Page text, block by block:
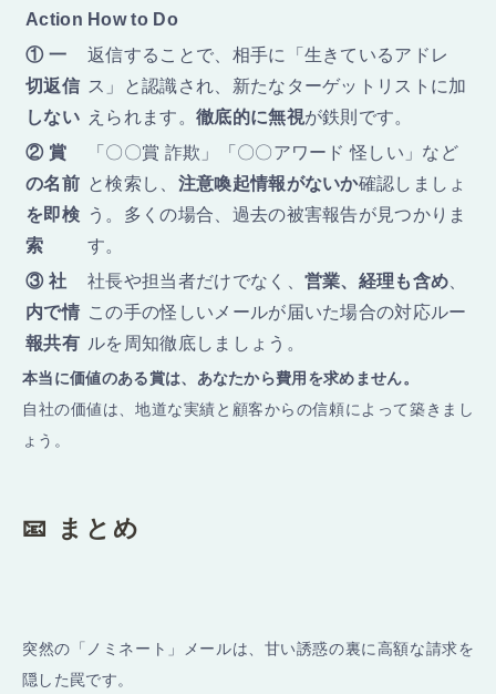
Action How to Do
① 一
切返信
しない
返信することで、相手に「生きているアドレ
ス」と認識され、新たなターゲットリストに加
えられます。 徹底的に無視が鉄則です。
② 賞
の名前
を即検
索
「〇〇賞 詐欺」「〇〇アワード 怪しい」など
と検索し、 注意喚起情報がないか確認しましょ
う。多くの場合、過去の被害報告が見つかりま
す。
③ 社
内で情
報共有
社長や担当者だけでなく、 営業、経理も含め
この手の怪しいメールが届いた場合の対応ルー
ルを周知徹底しましょう。
本当に価値のある賞は、あなたから費用を求めません。
自社の価値は、地道な実績と顧客からの信頼によって築きまし
ょう。
📧 まとめ
突然の「ノミネート」メールは、甘い誘惑の裏に高額な請求を
隠した罠です。